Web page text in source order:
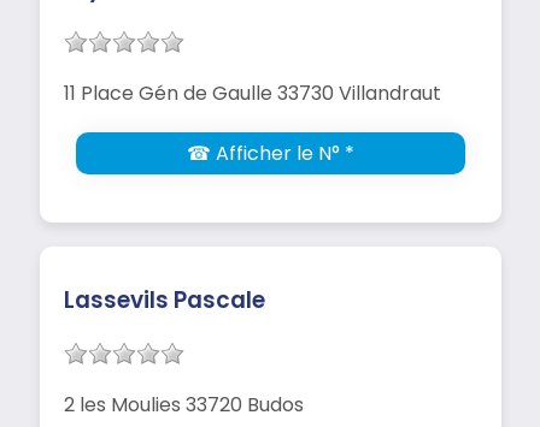
11 Place Gén de Gaulle 33730 Villandraut
☎ Afficher le N° *
Lassevils Pascale
2 les Moulies 33720 Budos